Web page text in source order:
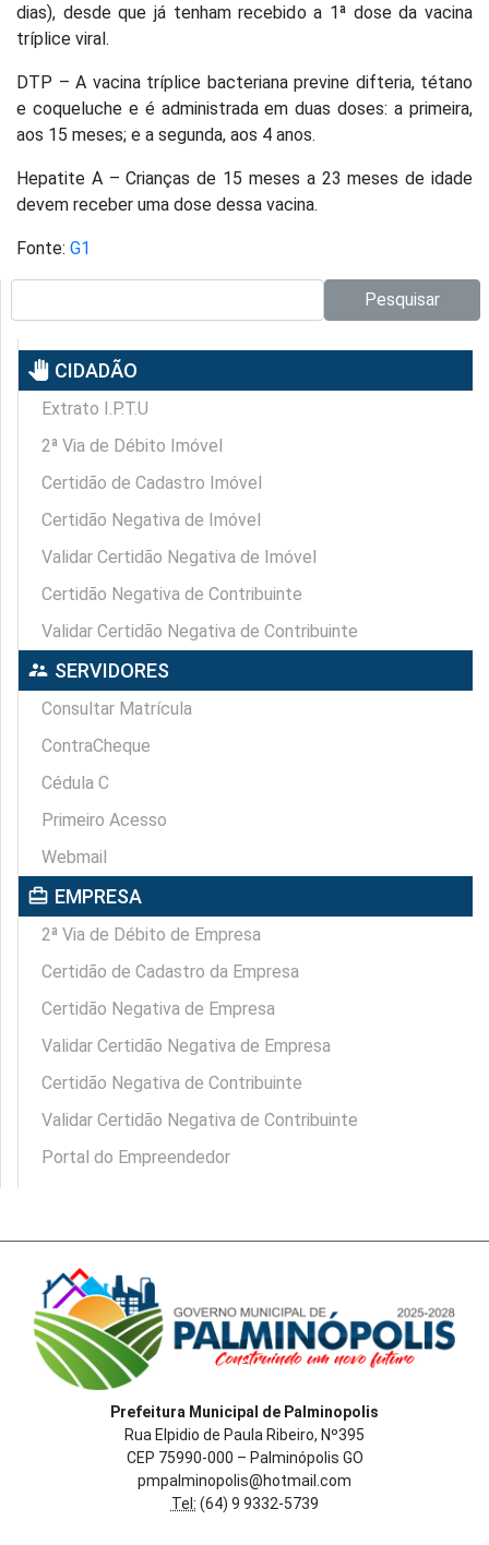
dias), desde que já tenham recebido a 1ª dose da vacina
tríplice viral.
DTP – A vacina tríplice bacteriana previne difteria, tétano
e coqueluche e é administrada em duas doses: a primeira,
aos 15 meses; e a segunda, aos 4 anos.
Hepatite A – Crianças de 15 meses a 23 meses de idade
devem receber uma dose dessa vacina.
Fonte: G1
Pesquisar
pan_tool CIDADÃO
Extrato I.P.T.U
2ª Via de Débito Imóvel
Certidão de Cadastro Imóvel
Certidão Negativa de Imóvel
Validar Certidão Negativa de Imóvel
Certidão Negativa de Contribuinte
Validar Certidão Negativa de Contribuinte
supervisor_account SERVIDORES
Consultar Matrícula
ContraCheque
Cédula C
Primeiro Acesso
Webmail
card_travel EMPRESA
2ª Via de Débito de Empresa
Certidão de Cadastro da Empresa
Certidão Negativa de Empresa
Validar Certidão Negativa de Empresa
Certidão Negativa de Contribuinte
Validar Certidão Negativa de Contribuinte
Portal do Empreendedor
Prefeitura Municipal de Palminopolis
Rua Elpidio de Paula Ribeiro, Nº395
CEP 75990-000 – Palminópolis GO
pmpalminopolis@hotmail.com
Tel: (64) 9 9332-5739